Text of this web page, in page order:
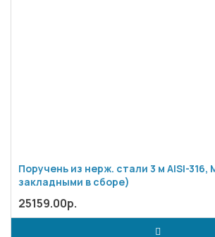
Поручень из нерж. стали 3 м AISI-316, MP3 (с
закладными в сборе)
25159.00р.